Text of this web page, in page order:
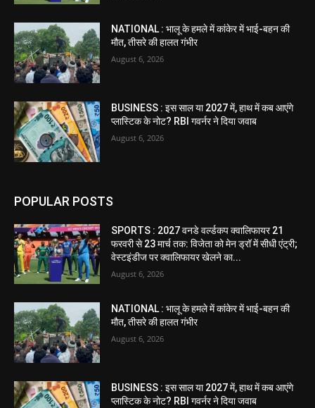
NATIONAL : भालू के हमले में कांकेर में भाई-बहन की
मौत, तीसरे की हालत गंभीर
August 6, 2026
BUSINESS : इस साल या 2027 में, हाथ में कब आएंगे
प्लास्टिक के नोट? RBI गवर्नर ने दिया जवाब
August 6, 2026
POPULAR POSTS
SPORTS : 2027 वनडे वर्ल्डकप क्वालिफायर 21
फरवरी से 23 मार्च तक: विजेता को मेन ड्रॉ में सीधी एंट्री;
वेस्टइंडीज पर क्वालिफायर खेलने का...
August 6, 2026
NATIONAL : भालू के हमले में कांकेर में भाई-बहन की
मौत, तीसरे की हालत गंभीर
August 6, 2026
BUSINESS : इस साल या 2027 में, हाथ में कब आएंगे
प्लास्टिक के नोट? RBI गवर्नर ने दिया जवाब